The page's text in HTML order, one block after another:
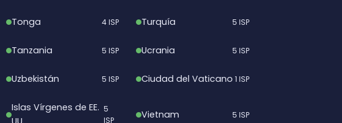
Tonga 4 ISP Turquía 5 ISP
Tanzania 5 ISP Ucrania 5 ISP
Uzbekistán 5 ISP Ciudad del Vaticano 1 ISP
Islas Vírgenes de EE. 5
ISP
Vietnam 5 ISP